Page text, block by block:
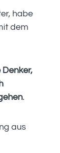
habe
dem
.
aus